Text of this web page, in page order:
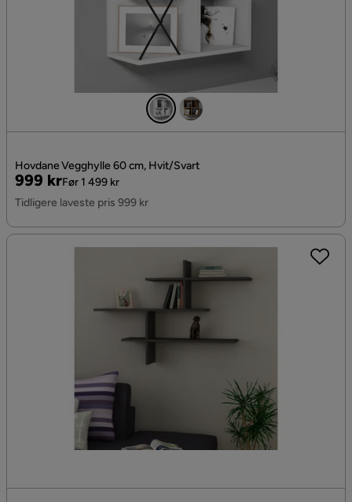
Hovdane Vegghylle 60 cm, Hvit/Svart
Pris
999 kr
Original
Pris
Før 1 499 kr
Tidligere laveste pris 999 kr